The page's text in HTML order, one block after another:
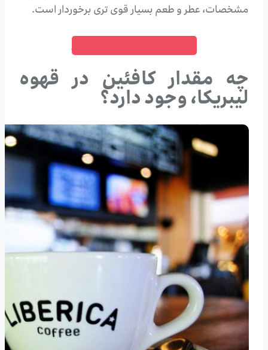
مشخصات، عطر و طعم بسیار قوی تری برخوردار است.
خرید دانه قهوه روبوستا
چه مقدار کافئین در قهوه
لیبریکا، وجود دارد؟